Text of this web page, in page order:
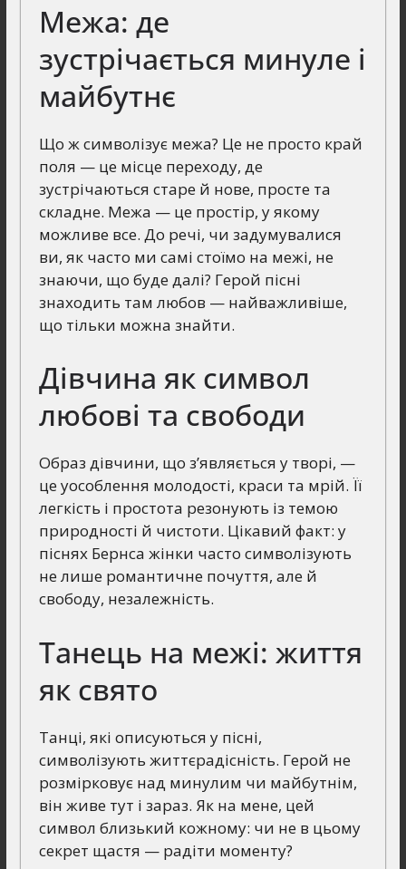
Межа: де
зустрічається минуле і
майбутнє
Що ж символізує межа? Це не просто край
поля — це місце переходу, де
зустрічаються старе й нове, просте та
складне. Межа — це простір, у якому
можливе все. До речі, чи задумувалися
ви, як часто ми самі стоїмо на межі, не
знаючи, що буде далі? Герой пісні
знаходить там любов — найважливіше,
що тільки можна знайти.
Дівчина як символ
любові та свободи
Образ дівчини, що з’являється у творі, —
це уособлення молодості, краси та мрій. Її
легкість і простота резонують із темою
природності й чистоти. Цікавий факт: у
піснях Бернса жінки часто символізують
не лише романтичне почуття, але й
свободу, незалежність.
Танець на межі: життя
як свято
Танці, які описуються у пісні,
символізують життєрадісність. Герой не
розмірковує над минулим чи майбутнім,
він живе тут і зараз. Як на мене, цей
символ близький кожному: чи не в цьому
секрет щастя — радіти моменту?